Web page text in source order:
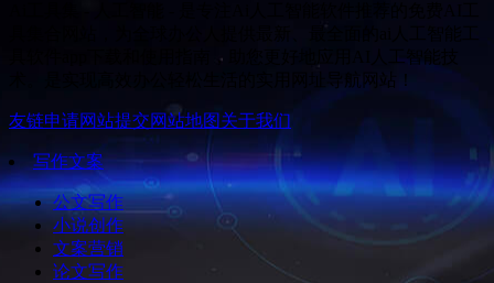
具软件app下载和使用指南，助您更好地应用AI人工智能技
术。是实现高效办公轻松生活的实用网址导航网站！
友链申请网站提交网站地图 关于我们
写作文案
公文写作
小说创作
文案营销
论文写作